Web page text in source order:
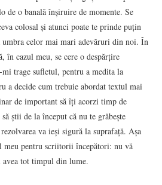
de o banală înșiruire de momente. Se
colosal și atunci poate te prinde puțin
celor mai mari adevăruri din noi. În
în cazul meu, se cere o despărțire
trage sufletul, pentru a medita la
a decide cum trebuie abordat textul mai
de important să îți acorzi timp de
știi de la început că nu te grăbește
va ieși sigură la suprafață. Așa
meu pentru scriitorii începători: nu vă
tot timpul din lume.